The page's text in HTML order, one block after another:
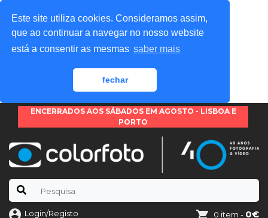
Este site utiliza cookies. Consideramos assim,
que ao continuar a navegar no nosso website
está a consentir as mesmas saber mais
fechar
ENCERRADOS AOS SÁBADOS EM AGOSTO - LISBOA E
PORTO
Login/Registo 0 item - 0€